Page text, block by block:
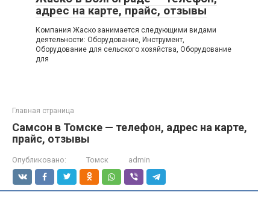
адрес на карте, прайс, отзывы
Компания Жаско занимается следующими видами
деятельности: Оборудование, Инструмент,
Оборудование для сельского хозяйства, Оборудование
для
Главная страница
Самсон в Томске — телефон, адрес на карте,
прайс, отзывы
Опубликовано: Томск admin